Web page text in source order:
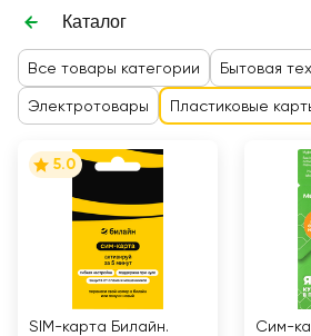
Каталог
Все товары категории Бытовая
Электротовары Пластиковые
5.0
SIM-карта Билайн.
Сим-